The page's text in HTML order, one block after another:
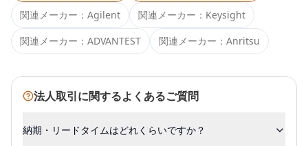
関連メーカー： Agilent 関連メーカー： Keysight
関連メーカー： ADVANTEST 関連メーカー： Anritsu
法人取引に関するよくあるご質問
納期・リードタイムはどれくらいですか？